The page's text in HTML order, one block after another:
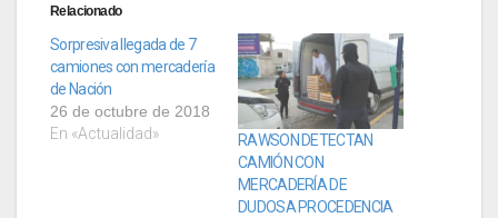
Relacionado
Sorpresiva llegada de 7
camiones con mercadería
de Nación
26 de octubre de 2018
En «Actualidad»
RAWSON DETECTAN
CAMIÓN CON
MERCADERÍA DE
DUDOSA PROCEDENCIA